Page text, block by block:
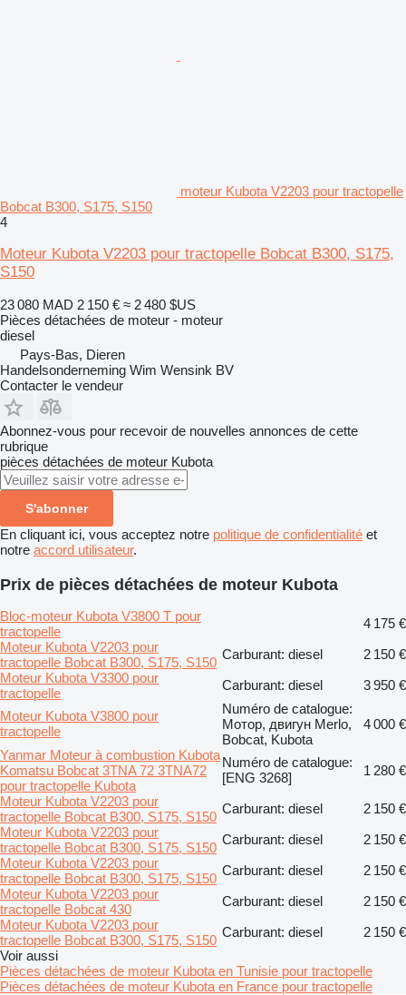
moteur Kubota V2203 pour tractopelle
Bobcat B300, S175, S150
4
Moteur Kubota V2203 pour tractopelle Bobcat B300, S175,
S150
23 080 MAD 2 150 € ≈ 2 480 $US
Pièces détachées de moteur - moteur
diesel
Pays-Bas, Dieren
Handelsonderneming Wim Wensink BV
Contacter le vendeur
Abonnez-vous pour recevoir de nouvelles annonces de cette
rubrique
pièces détachées de moteur Kubota
S'abonner
En cliquant ici, vous acceptez notre politique de confidentialité et
notre accord utilisateur.
Prix de pièces détachées de moteur Kubota
Bloc-moteur Kubota V3800 T pour
tractopelle
4 175 €
Moteur Kubota V2203 pour
tractopelle Bobcat B300, S175, S150
Carburant: diesel
2 150 €
Moteur Kubota V3300 pour
tractopelle
Carburant: diesel
3 950 €
Moteur Kubota V3800 pour
tractopelle
Numéro de catalogue:
Мотор, двигун Merlo,
Bobcat, Kubota
4 000 €
Yanmar Moteur à combustion Kubota
Komatsu Bobcat 3TNA 72 3TNA72
pour tractopelle Kubota
Numéro de catalogue:
[ENG 3268]
1 280 €
Moteur Kubota V2203 pour
tractopelle Bobcat B300, S175, S150
Carburant: diesel
2 150 €
Moteur Kubota V2203 pour
tractopelle Bobcat B300, S175, S150
Carburant: diesel
2 150 €
Moteur Kubota V2203 pour
tractopelle Bobcat B300, S175, S150
Carburant: diesel
2 150 €
Moteur Kubota V2203 pour
tractopelle Bobcat 430
Carburant: diesel
2 150 €
Moteur Kubota V2203 pour
tractopelle Bobcat B300, S175, S150
Carburant: diesel
2 150 €
Voir aussi
Pièces détachées de moteur Kubota en Tunisie pour tractopelle
Pièces détachées de moteur Kubota en France pour tractopelle